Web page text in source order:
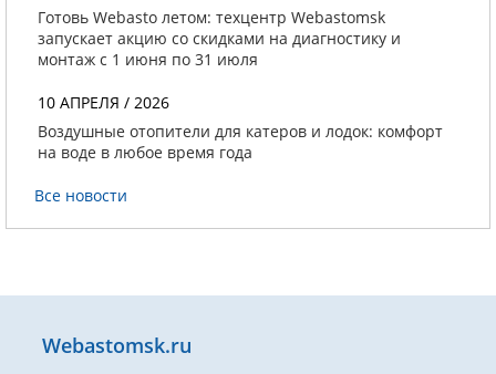
Готовь Webasto летом: техцентр Webastomsk
запускает акцию со скидками на диагностику и
монтаж с 1 июня по 31 июля
10 АПРЕЛЯ / 2026
Воздушные отопители для катеров и лодок: комфорт
на воде в любое время года
Все новости
Webastomsk.ru